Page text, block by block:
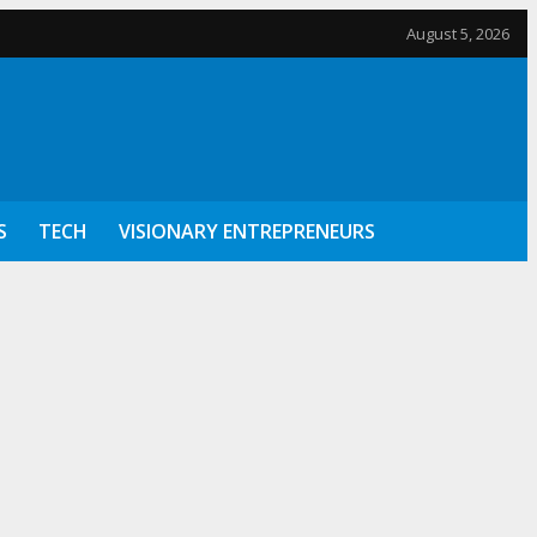
August 5, 2026
TECH VISIONARY ENTREPRENEURS